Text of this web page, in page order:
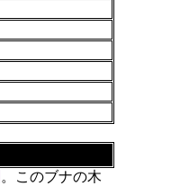
。このブナの木